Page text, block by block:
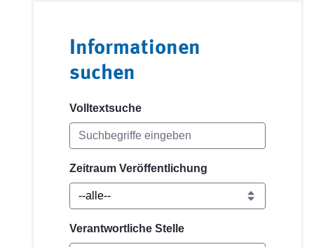
Informationen
suchen
Volltextsuche
Zeitraum Veröffentlichung
Verantwortliche Stelle